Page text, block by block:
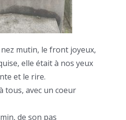
nez mutin, le front joyeux,
elle était à nos yeux
et le rire.
tous, avec un coeur
de son pas